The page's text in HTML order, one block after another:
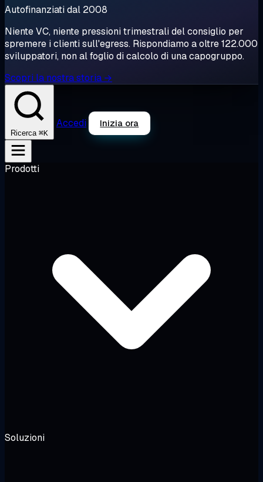
Autofinanziati dal 2008
Niente VC, niente pressioni trimestrali del consiglio per
spremere i clienti sull'egress. Rispondiamo a oltre 122.000
sviluppatori, non al foglio di calcolo di una capogruppo.
Scopri la nostra storia →
Ricerca ⌘K
Accedi Inizia ora
Prodotti
Soluzioni